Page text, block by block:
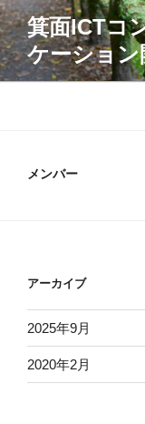
コ
ン
テ
ン
箕面ICTコ
ケーション
メンバー
アーカイブ
2025年9月
2020年2月